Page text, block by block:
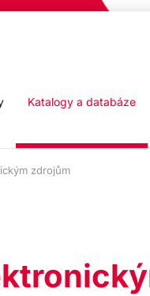
Katalogy a databáze
zdrojům